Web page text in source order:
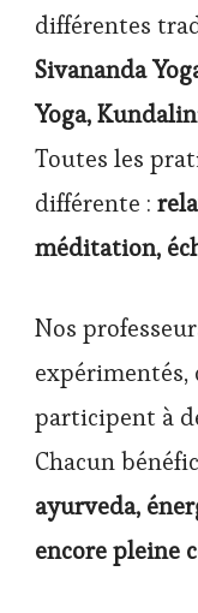
différentes
Sivananda
Yoga,
Toutes les
différente :
méditation,
Nos
participent à
Chacun
ayurveda,
encore pleine